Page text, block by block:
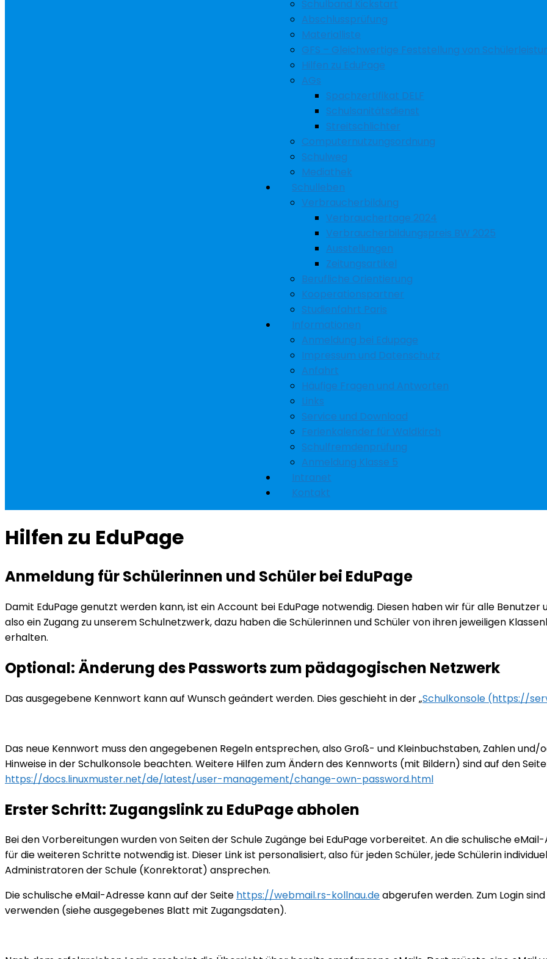
Schulband Kickstart
Abschlussprüfung
Materialliste
GFS – Gleichwertige Feststellung von
Hilfen zu EduPage
AGs
Spachzertifikat DELF
Schulsanitätsdienst
Streitschlichter
Computernutzungsordnung
Schulweg
Mediathek
Schulleben
Verbraucherbildung
Verbrauchertage 2024
Verbraucherbildungspreis BW 2025
Ausstellungen
Zeitungsartikel
Berufliche Orientierung
Kooperationspartner
Studienfahrt Paris
Informationen
Anmeldung bei Edupage
Impressum und Datenschutz
Anfahrt
Häufige Fragen und Antworten
Links
Service und Download
Ferienkalender für Waldkirch
Schulfremdenprüfung
Anmeldung Klasse 5
Intranet
Kontakt
Hilfen zu EduPage
Anmeldung für Schülerinnen und Schüler bei EduPage
Damit EduPage genutzt werden kann, ist ein Account bei EduPage notwendig. Diesen haben wir für alle
also ein Zugang zu unserem Schulnetzwerk, dazu haben die Schülerinnen und Schüler von ihren jeweiligen
erhalten.
Optional: Änderung des Passworts zum pädagogischen Netzwerk
Das ausgegebene Kennwort kann auf Wunsch geändert werden. Dies geschieht in der „Schulkonsole (https://
Das neue Kennwort muss den angegebenen Regeln entsprechen, also Groß- und Kleinbuchstaben, Zahlen
Hinweise in der Schulkonsole beachten. Weitere Hilfen zum Ändern des Kennworts (mit Bildern) sind auf den
https://docs.linuxmuster.net/de/latest/user-management/change-own-password.html
Erster Schritt: Zugangslink zu EduPage abholen
Bei den Vorbereitungen wurden von Seiten der Schule Zugänge bei EduPage vorbereitet. An die schulische
für die weiteren Schritte notwendig ist. Dieser Link ist personalisiert, also für jeden Schüler, jede Schülerin
Administratoren der Schule (Konrektorat) ansprechen.
Die schulische eMail-Adresse kann auf der Seite https://webmail.rs-kollnau.deabgerufen werden. Zum Login
verwenden (siehe ausgegebenes Blatt mit Zugangsdaten).